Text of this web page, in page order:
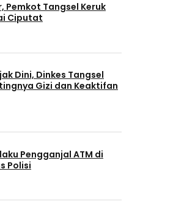
Pemkot Tangsel Keruk
Ciputat
Dini, Dinkes Tangsel
Gizi dan Keaktifan
Pengganjal ATM di
Polisi